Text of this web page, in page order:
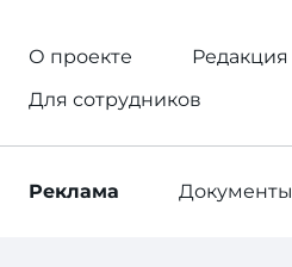
О проекте
Редакция
Для сотрудников
Реклама Документы